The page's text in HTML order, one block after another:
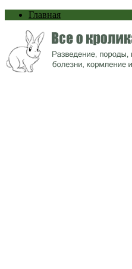
Главная